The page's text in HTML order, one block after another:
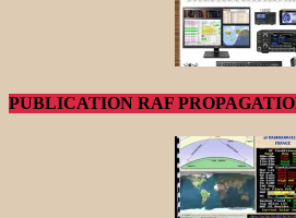
PUBLICATION RAF